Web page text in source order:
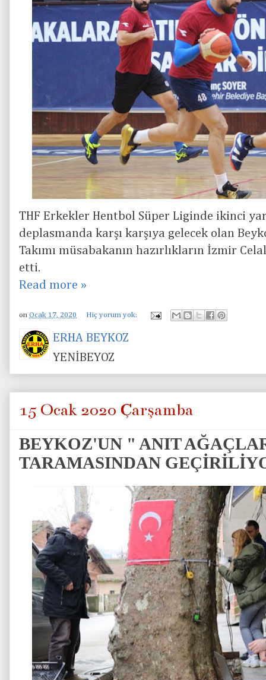
THF Erkekler Hentbol Süper Liginde ikinci
deplasmanda karşı karşıya gelecek olan
Takımı müsabakanın hazırlıkların İzmir
etti.
Read more »
on Ocak 17, 2020 Hiç yorum yok:
ERHA BEYKOZ
YENİBEYOZ
15 Ocak 2020 Çarşamba
BEYKOZ'UN " ANIT
TARAMASINDAN